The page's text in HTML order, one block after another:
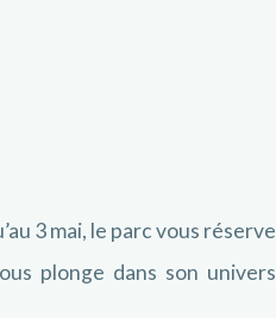
3 mai, le parc vous réserve
plonge dans son univers